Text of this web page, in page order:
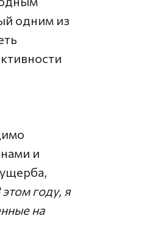
одним из
и
году, я
на